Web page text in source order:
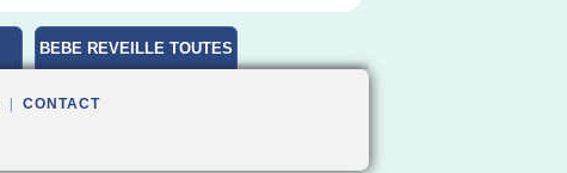
BEBE REVEILLE TOUTES
CONTACT